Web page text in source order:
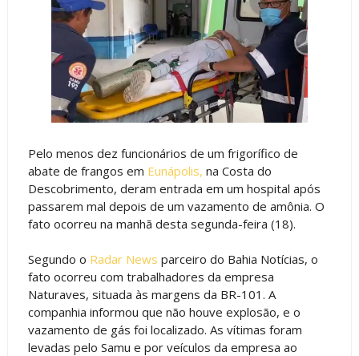
Pelo menos dez funcionários de um frigorífico de
abate de frangos em Eunápolis, na Costa do
Descobrimento, deram entrada em um hospital após
passarem mal depois de um vazamento de amônia. O
fato ocorreu na manhã desta segunda-feira (18).
Segundo o Radar News parceiro do Bahia Notícias, o
fato ocorreu com trabalhadores da empresa
Naturaves, situada às margens da BR-101. A
companhia informou que não houve explosão, e o
vazamento de gás foi localizado. As vítimas foram
levadas pelo Samu e por veículos da empresa ao